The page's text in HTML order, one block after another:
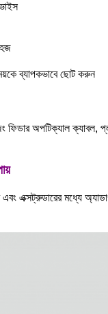
ব্যাপকভাবে ছোট করুন
ফিডার অপটিক্যাল ক্যাবল,
এবং এক্সট্রুডারের মধ্যে